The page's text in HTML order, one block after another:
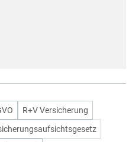
R+V Versicherung